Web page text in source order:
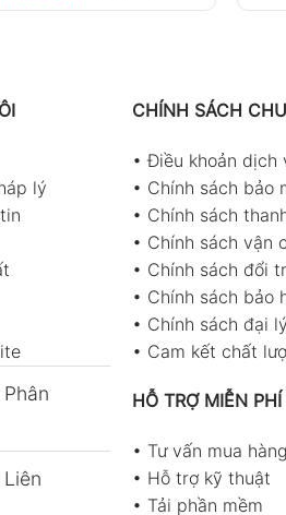
lý
CHÍNH SÁCH
•Điều khoản dịch
• Chính sách bảo
• Chính sách
• Chính sách vận
• Chính sách đổi
• Chính sách bảo
• Chính sách đại lý
• Cam kết chất
HỖ TRỢ MIỄN PHÍ
• Tư vấn mua hàng
• Hỗ trợ kỹ thuật
• Tải phần mềm